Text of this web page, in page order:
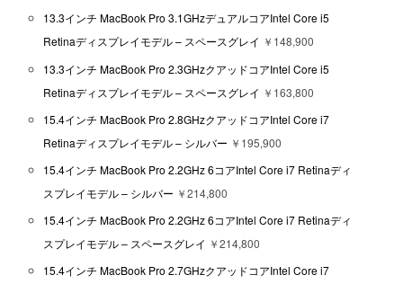
13.3インチ MacBook Pro 3.1GHzデュアルコアIntel Core i5
Retinaディスプレイモデル – スペースグレイ ￥148,900
13.3インチ MacBook Pro 2.3GHzクアッドコアIntel Core i5
Retinaディスプレイモデル – スペースグレイ ￥163,800
15.4インチ MacBook Pro 2.8GHzクアッドコアIntel Core i7
Retinaディスプレイモデル – シルバー ￥195,900
15.4インチ MacBook Pro 2.2GHz 6コアIntel Core i7 Retinaディ
スプレイモデル – シルバー ￥214,800
15.4インチ MacBook Pro 2.2GHz 6コアIntel Core i7 Retinaディ
スプレイモデル – スペースグレイ ￥214,800
15.4インチ MacBook Pro 2.7GHzクアッドコアIntel Core i7